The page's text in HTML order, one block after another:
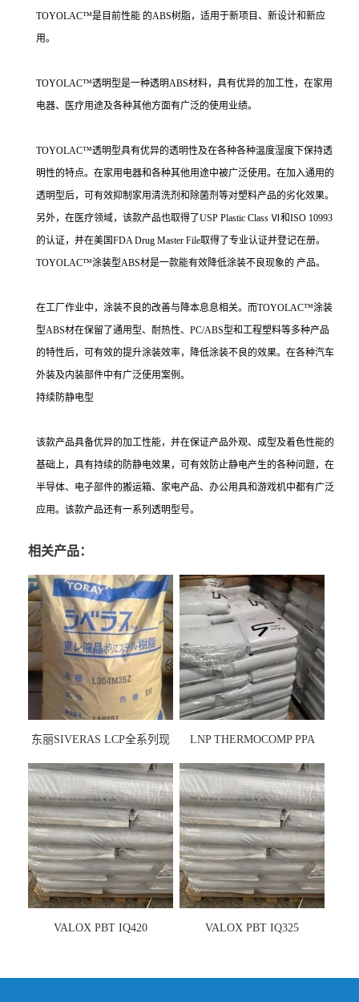
TOYOLAC™是目前性能 的ABS树脂，适用于新项目、新设计和新应
用。
TOYOLAC™透明型是一种透明ABS材料，具有优异的加工性，在家用
电器、医疗用途及各种其他方面有广泛的使用业绩。
TOYOLAC™透明型具有优异的透明性及在各种各种温度湿度下保持透
明性的特点。在家用电器和各种其他用途中被广泛使用。在加入通用的
透明型后，可有效抑制家用清洗剂和除菌剂等对塑料产品的劣化效果。
另外，在医疗领域，该款产品也取得了USP Plastic Class Ⅵ和ISO 10993
的认证，并在美国FDA Drug Master File取得了专业认证并登记在册。
TOYOLAC™涂装型ABS材是一款能有效降低涂装不良现象的 产品。
在工厂作业中，涂装不良的改善与降本息息相关。而TOYOLAC™涂装
型ABS材在保留了通用型、耐热性、PC/ABS型和工程塑料等多种产品
的特性后，可有效的提升涂装效率，降低涂装不良的效果。在各种汽车
外装及内装部件中有广泛使用案例。
持续防静电型
该款产品具备优异的加工性能，并在保证产品外观、成型及着色性能的
基础上，具有持续的防静电效果，可有效防止静电产生的各种问题，在
半导体、电子部件的搬运箱、家电产品、办公用具和游戏机中都有广泛
应用。该款产品还有一系列透明型号。
相关产品：
东丽SIVERAS LCP全系列现
LNP THERMOCOMP PPA
VALOX PBT IQ420 VALOX PBT IQ325